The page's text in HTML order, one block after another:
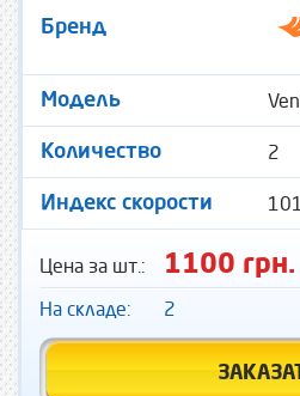
Бренд
Модель
Количество 2
Индекс скорости
Цена за шт.: 1100 грн.
На складе: 2